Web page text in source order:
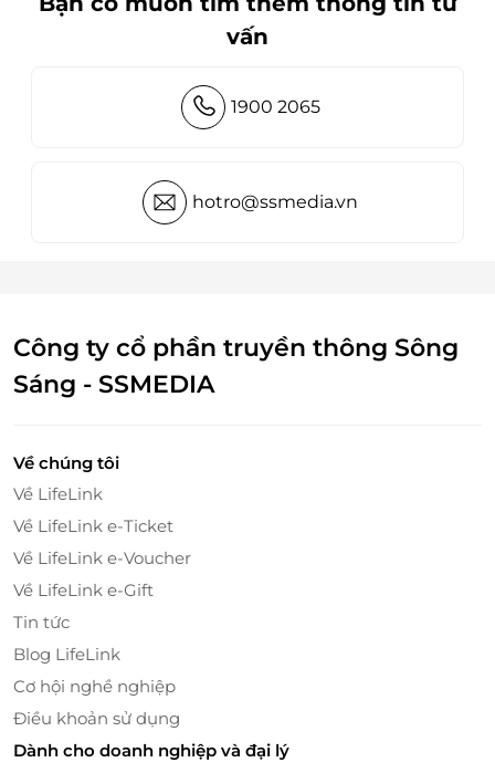
vấn
1900 2065
hotro@ssmedia.vn
Công ty cổ phần truyền thông Sông
Sáng - SSMEDIA
Về chúng tôi
Về LifeLink
Về LifeLink e-Ticket
Về LifeLink e-Voucher
Về LifeLink e-Gift
Tin tức
Blog LifeLink
Cơ hội nghề nghiệp
Điều khoản sử dụng
Dành cho doanh nghiệp và đại lý